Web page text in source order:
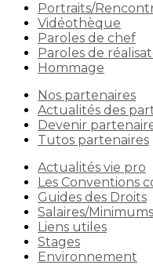
Portraits/
Vidéothèque
Paroles de chef
Paroles de
Hommage
Nos partenaires
Actualités des
Devenir
Tutos partenaires
Actualités vie pro
Les Conventions
Guides des Droits
Salaires/
Liens utiles
Stages
Environnement